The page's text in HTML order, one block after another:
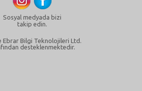
Sosyal medyada bizi
takip edin.
Ebrar Bilgi Teknolojileri Ltd.
desteklenmektedir.